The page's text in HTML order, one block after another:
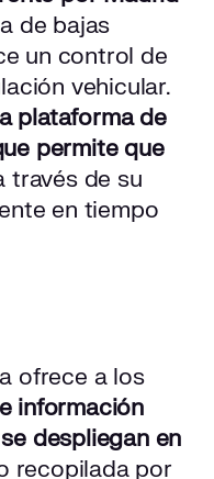
de bajas
un control de
vehicular.
plataforma de
permite que
de su
en tiempo
ofrece a los
información
despliegan en
recopilada por